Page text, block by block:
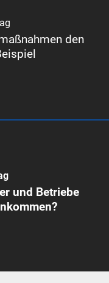
den
und Betriebe